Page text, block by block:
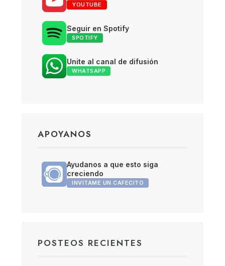
YOUTUBE
Seguir en Spotify
SPOTIFY
Unite al canal de difusión
WHATSAPP
APOYANOS
Ayudanos a que esto siga
creciendo
INVITAME UN CAFECITO
POSTEOS RECIENTES